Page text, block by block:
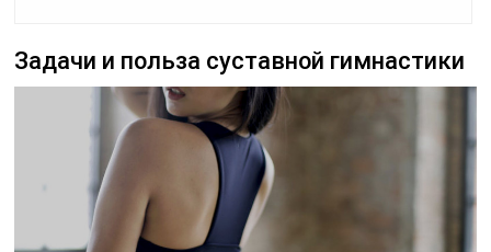
Задачи и польза суставной гимнастики